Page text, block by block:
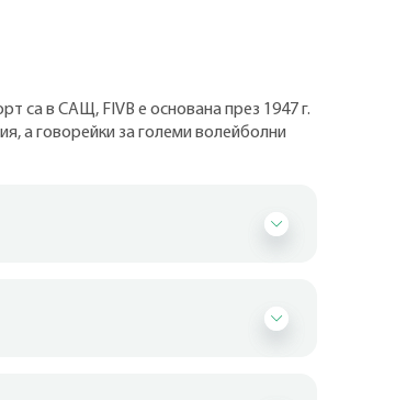
са в САЩ, FIVB е основана през 1947 г.
а говорейки за големи волейболни